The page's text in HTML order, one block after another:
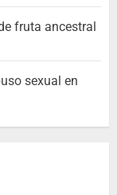
fruta ancestral
sexual en